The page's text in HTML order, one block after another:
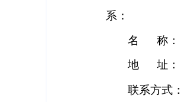
系 ：
名
称：
地
址：
联系方式：